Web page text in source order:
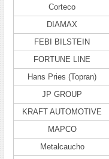
Corteco
DIAMAX
FEBI BILSTEIN
FORTUNE LINE
Hans Pries (Topran)
JP GROUP
KRAFT AUTOMOTIVE
MAPCO
Metalcaucho